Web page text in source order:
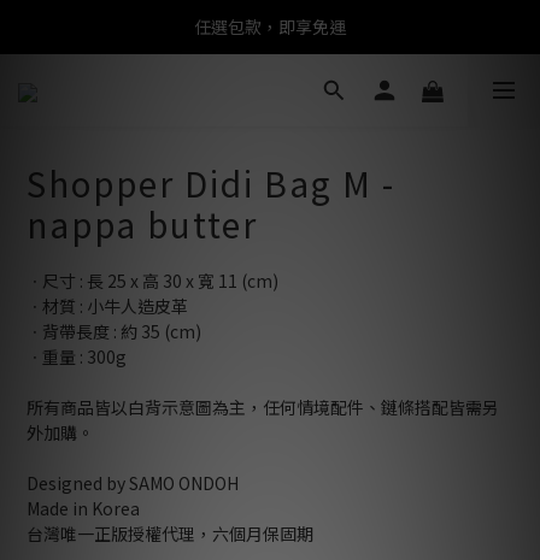
任選包款，即享免運
任選包款，即享免運
限時搶購！指定包款，單件$1200
Shopper Didi Bag M -
nappa butter
ㆍ尺寸 : 長 25 x 高 30 x 寬 11 (cm)
ㆍ材質 : 小牛人造皮革
ㆍ背帶長度 : 約 35 (cm)
ㆍ重量 : 300g
所有商品皆以白背示意圖為主，任何情境配件、鏈條搭配皆需另
外加購。
Designed by SAMO ONDOH
Made in Korea
台灣唯一正版授權代理，六個月保固期